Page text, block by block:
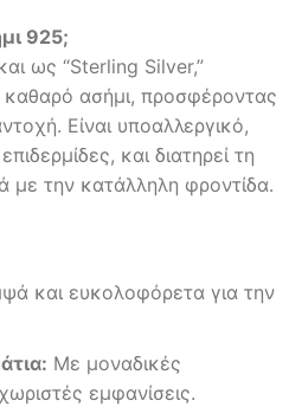
925;
ως “Sterling Silver,”
καθαρό ασήμι, προσφέροντας
Είναι υποαλλεργικό,
και διατηρεί τη
με την κατάλληλη φροντίδα.
και ευκολοφόρετα για την
Με μοναδικές
εμφανίσεις.